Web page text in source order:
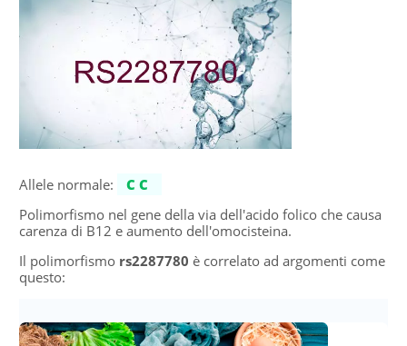
Allele normale:
CC
Polimorfismo nel gene della via dell'acido folico che causa
carenza di B12 e aumento dell'omocisteina.
Il polimorfismo rs2287780 è correlato ad argomenti come
questo: